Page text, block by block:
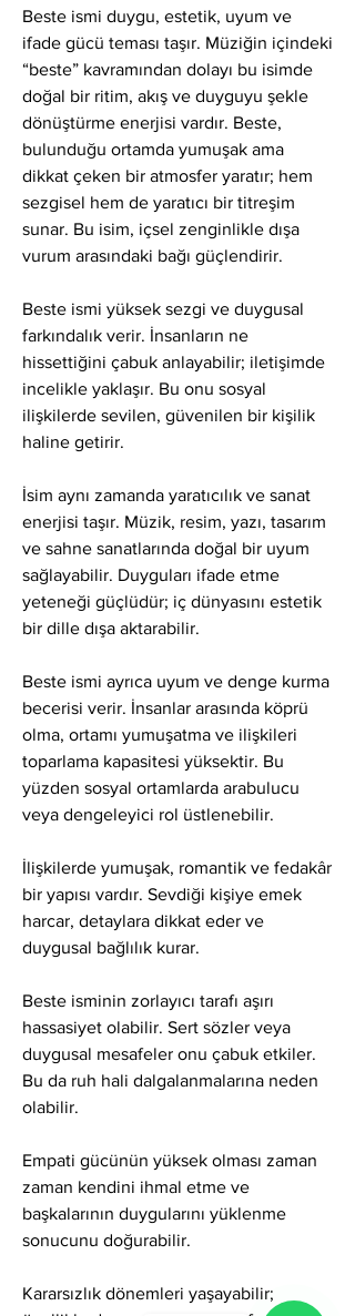
Beste ismi duygu, estetik, uyum ve
ifade gücü teması taşır. Müziğin içindeki
“beste” kavramından dolayı bu isimde
doğal bir ritim, akış ve duyguyu şekle
dönüştürme enerjisi vardır. Beste,
bulunduğu ortamda yumuşak ama
dikkat çeken bir atmosfer yaratır; hem
sezgisel hem de yaratıcı bir titreşim
sunar. Bu isim, içsel zenginlikle dışa
vurum arasındaki bağı güçlendirir.
Beste ismi yüksek sezgi ve duygusal
farkındalık verir. İnsanların ne
hissettiğini çabuk anlayabilir; iletişimde
incelikle yaklaşır. Bu onu sosyal
ilişkilerde sevilen, güvenilen bir kişilik
haline getirir.
İsim aynı zamanda yaratıcılık ve sanat
enerjisi taşır. Müzik, resim, yazı, tasarım
ve sahne sanatlarında doğal bir uyum
sağlayabilir. Duyguları ifade etme
yeteneği güçlüdür; iç dünyasını estetik
bir dille dışa aktarabilir.
Beste ismi ayrıca uyum ve denge kurma
becerisi verir. İnsanlar arasında köprü
olma, ortamı yumuşatma ve ilişkileri
toparlama kapasitesi yüksektir. Bu
yüzden sosyal ortamlarda arabulucu
veya dengeleyici rol üstlenebilir.
İlişkilerde yumuşak, romantik ve fedakâr
bir yapısı vardır. Sevdiği kişiye emek
harcar, detaylara dikkat eder ve
duygusal bağlılık kurar.
Beste isminin zorlayıcı tarafı aşırı
hassasiyet olabilir. Sert sözler veya
duygusal mesafeler onu çabuk etkiler.
Bu da ruh hali dalgalanmalarına neden
olabilir.
Empati gücünün yüksek olması zaman
zaman kendini ihmal etme ve
başkalarının duygularını yüklenme
sonucunu doğurabilir.
Kararsızlık dönemleri yaşayabilir;